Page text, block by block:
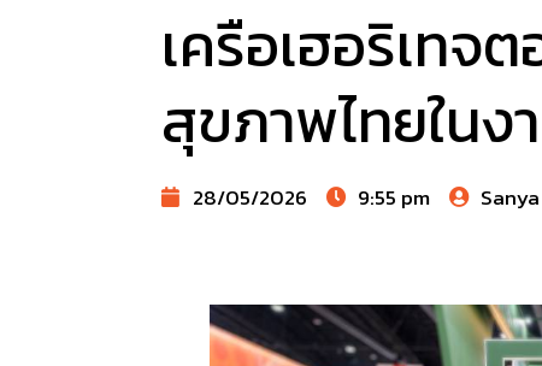
เครือเฮอริเทจ
สุขภาพไทยในง
28/05/2026 9:55 pm Sanya